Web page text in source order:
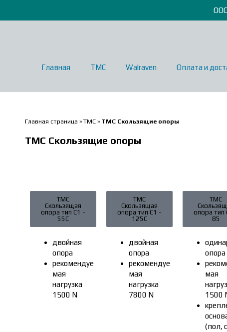
Главная ТМС Walraven Оплата и
Главная страница » ТМС » ТМС Скользящие опоры
ТМС Скользящие опоры
ТМС
Скользящая
опора тип С1 -
55С
двойная
опора
рекомендуе
мая
нагрузка
1500 N
ТМС
Скользящая
опора тип С1 -
125С
двойная
опора
рекомендуе
мая
нагрузка
7800 N
ТМС
опора тип
85
опора
мая
1500
(пол,